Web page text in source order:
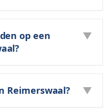
op een
▼
Reimerswaal? ▼